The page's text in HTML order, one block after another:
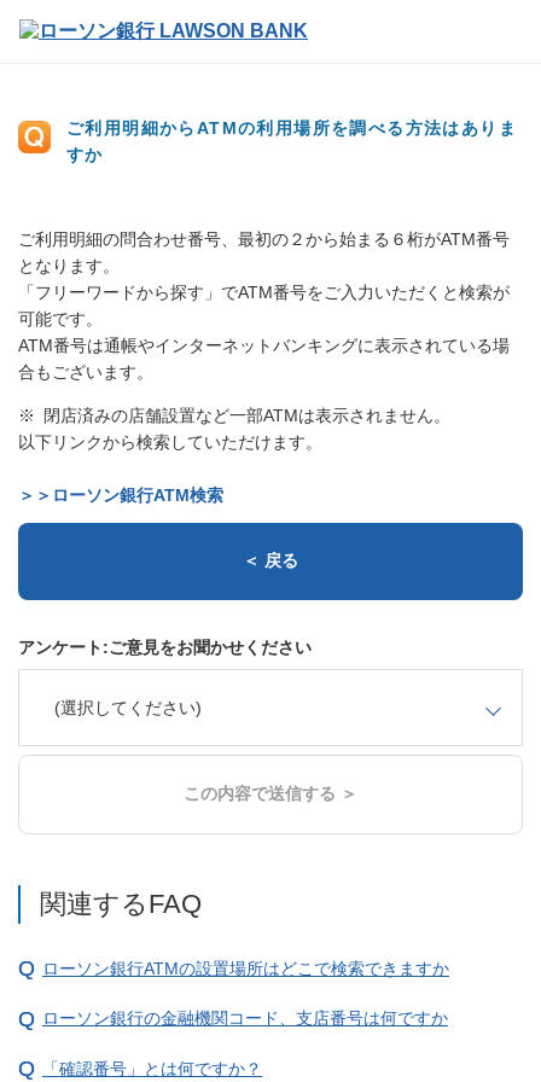
ご利用明細からATMの利用場所を調べる方法はありま
すか
ご利用明細の問合わせ番号、最初の２から始まる６桁がATM番号
となります。
「フリーワードから探す」でATM番号をご入力いただくと検索が
可能です。
ATM番号は通帳やインターネットバンキングに表示されている場
合もございます。
閉店済みの店舗設置など一部ATMは表示されません。
以下リンクから検索していただけます。
＞＞ローソン銀行ATM検索
＜ 戻る
アンケート:ご意見をお聞かせください
(選択してください)
この内容で送信する ＞
関連するFAQ
ローソン銀行ATMの設置場所はどこで検索できますか
ローソン銀行の金融機関コード、支店番号は何ですか
「確認番号」とは何ですか？